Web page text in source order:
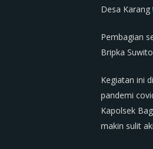
Desa
Pembagian
Bripka
Kegiatan ini
pandemi
Kapolsek
makin sulit